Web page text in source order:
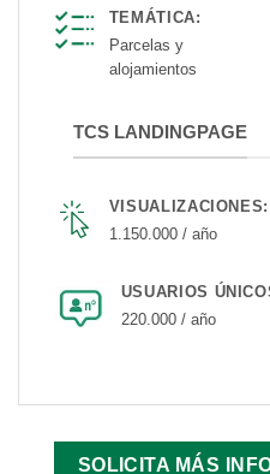
TEMÁTICA:
Parcelas y
alojamientos
TCS LANDINGPAGE
VISUALIZACIONES:
1.150.000 / año
USUARIOS
220.000 / año
SOLICITA MÁS